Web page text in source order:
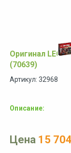
Оригинал
(70639)
Артикул: 32968
Описание:
Цена 15